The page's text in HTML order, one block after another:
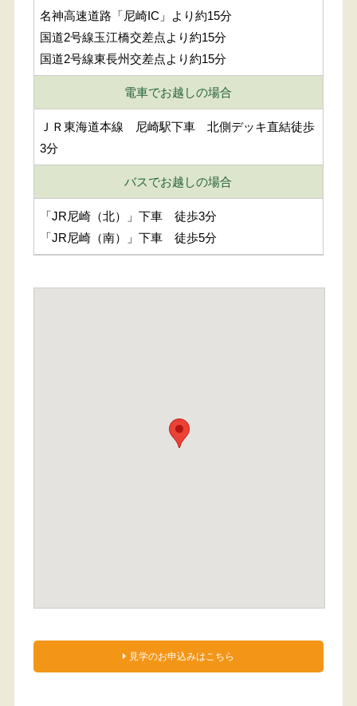
名神高速道路「尼崎IC」より約15分
国道2号線玉江橋交差点より約15分
国道2号線東長州交差点より約15分
電車でお越しの場合
ＪＲ東海道本線 尼崎駅下車 北側デッキ直結徒歩
3分
バスでお越しの場合
「JR尼崎（北）」下車 徒歩3分
「JR尼崎（南）」下車 徒歩5分
見学のお申込みはこちら